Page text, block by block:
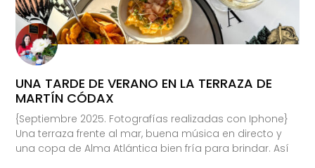
UNA TARDE DE VERANO EN LA TERRAZA DE
MARTÍN CÓDAX
{Septiembre 2025. Fotografías realizadas con Iphone}
Una terraza frente al mar, buena música en directo y
una copa de Alma Atlántica bien fría para brindar. Así